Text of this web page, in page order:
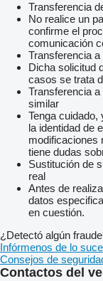
Transferencia
No realice un
confirme el
comunicación
Transferencia
Dicha solicitud
casos se trata
Transferencia
similar
Tenga
la identidad de
modificaciones
tiene dudas
Sustitución de
real
Antes de
datos
en cuestión.
¿Detectó algún
Infórmenos de lo
Consejos de
Contactos del